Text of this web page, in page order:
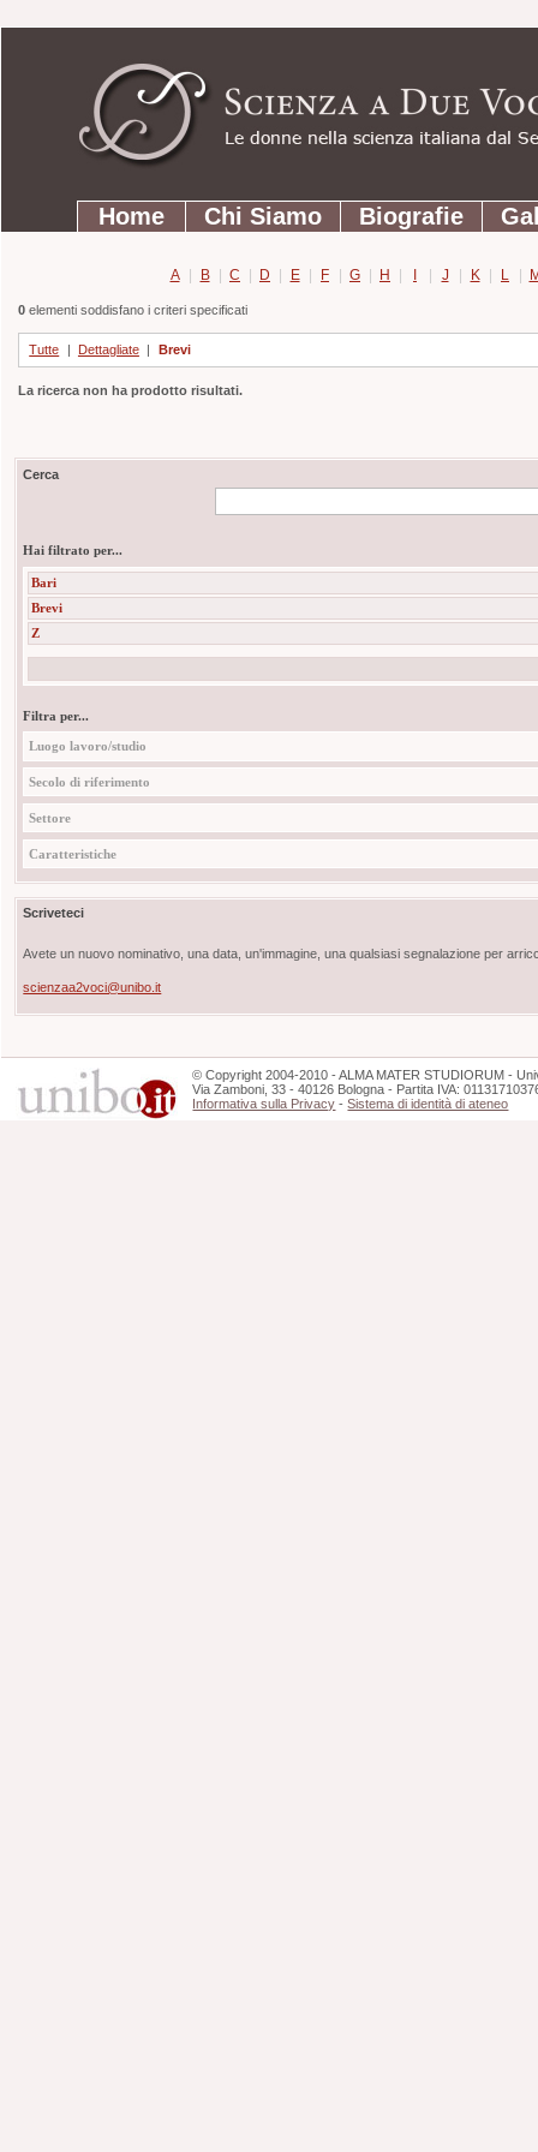
contenuti.
Strumenti
personali
SezioniHome Chi Siamo Biografie
A | B | C | D | E | F | G | H | I | J | K | L |
0elementi soddisfano i criteri specificati
Tutte | Dettagliate | Brevi
La ricerca non ha prodotto risultati.
Cerca
Hai filtrato per...
Bari
Brevi
Z
Filtra per...
Luogo lavoro/studio
Secolo di riferimento
Settore
Caratteristiche
Scriveteci
Avete un nuovo nominativo, una data, un'immagine, una qualsiasi segnalazione per
scienzaa2voci@unibo.it
©Copyright 2004-2010 - ALMA MATER STUDIORUM -
Via Zamboni, 33 - 40126 Bologna - Partita IVA:
Informativa sulla Privacy -Sistema di identità di ateneo